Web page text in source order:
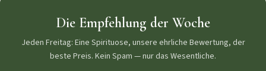
Die Empfehlung der Woche
Jeden Freitag: Eine Spirituose, unsere ehrliche Bewertung, der
beste Preis. Kein Spam — nur das Wesentliche.